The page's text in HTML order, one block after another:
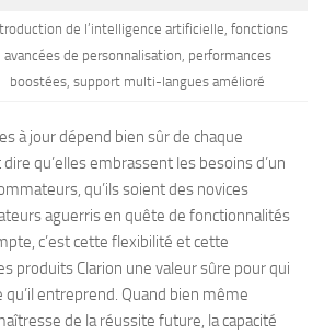
de l’intelligence artificielle, fonctions
avancées de personnalisation, performances
boostées, support multi-langues amélioré
à jour dépend bien sûr de chaque
qu’elles embrassent les besoins d’un
qu’ils soient des novices
aguerris en quête de fonctionnalités
c’est cette flexibilité et cette
produits Clarion une valeur sûre pour qui
qu’il entreprend. Quand bien même
de la réussite future, la capacité